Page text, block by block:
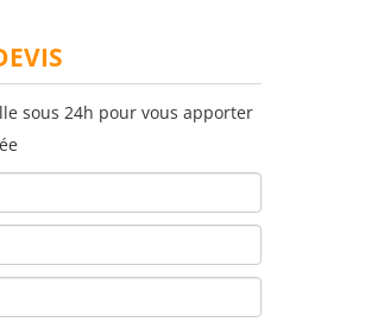
sous 24h pour vous apporter